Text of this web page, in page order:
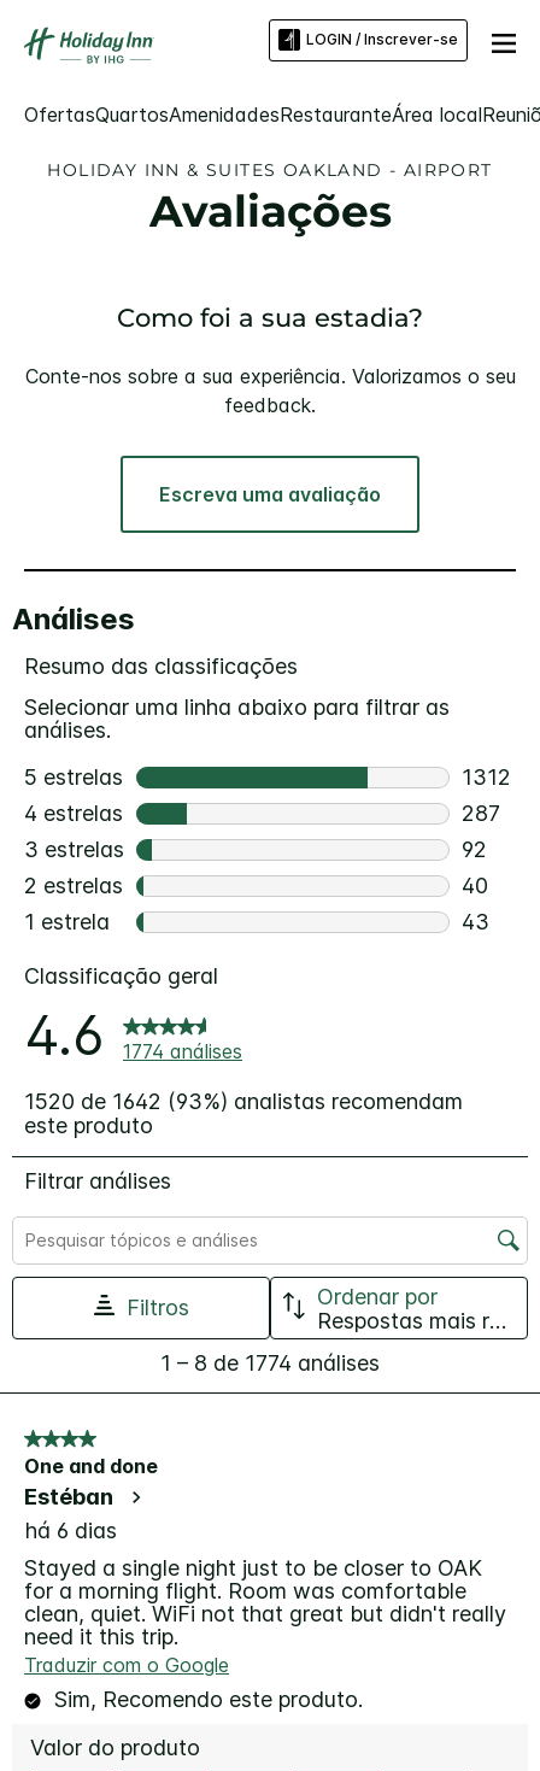
LOGIN / Inscrever-se
OfertasQuartosAmenidadesRestauranteÁrea local
HOLIDAY INN & SUITES OAKLAND - AIRPORT
Avaliações
Como foi a sua estadia?
Conte-nos sobre a sua experiência. Valorizamos o seu
feedback.
Escreva uma avaliação